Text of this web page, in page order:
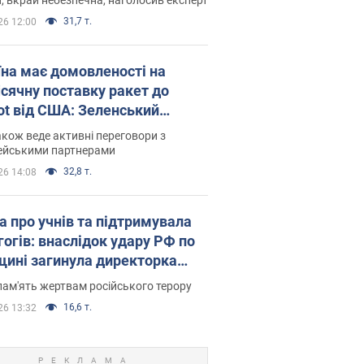
12:00 31,7 т.
має домовленості на
поставку ракет до
від США: Зеленський
подробиці
веде активні переговори з
партнерами
14:08 32,8 т.
про учнів та підтримувала
внаслідок удару РФ по
загинула директорка
ліцею, її чоловік та онук
жертвам російського терору
13:32 16,6 т.